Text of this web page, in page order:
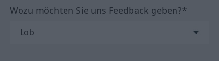
Wozu möchten Sie uns Feedback geben?*